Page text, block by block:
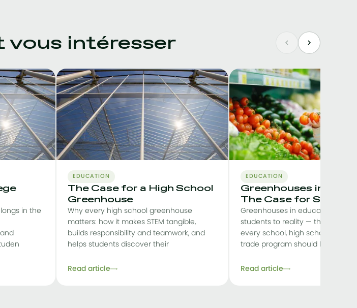
vous intéresser
in the
EDUCATION
The Case for a High School
Greenhouse
Why every high school greenhouse
matters: how it makes STEM tangible,
builds responsibility and teamwork, and
helps students discover their
Read article
EDUCATION
Greenhouses in
The Case for Schools
Greenhouses in education
students to reality — the full
every school, high school,
trade program should h
Read article